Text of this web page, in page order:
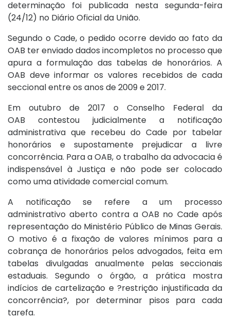
determinação foi publicada nesta segunda-feira
(24/12) no Diário Oficial da União.
Segundo o Cade, o pedido ocorre devido ao fato da
OAB ter enviado dados incompletos no processo que
apura a formulação das tabelas de honorários. A
OAB deve informar os valores recebidos de cada
seccional entre os anos de 2009 e 2017.
Em outubro de 2017 o Conselho Federal da
OAB contestou judicialmente a notificação
administrativa que recebeu do Cade por tabelar
honorários e supostamente prejudicar a livre
concorrência. Para a OAB, o trabalho da advocacia é
indispensável à Justiça e não pode ser colocado
como uma atividade comercial comum.
A notificação se refere a um processo
administrativo aberto contra a OAB no Cade após
representação do Ministério Público de Minas Gerais.
O motivo é a fixação de valores mínimos para a
cobrança de honorários pelos advogados, feita em
tabelas divulgadas anualmente pelas seccionais
estaduais. Segundo o órgão, a prática mostra
indícios de cartelização e ?restrição injustificada da
concorrência?, por determinar pisos para cada
tarefa.